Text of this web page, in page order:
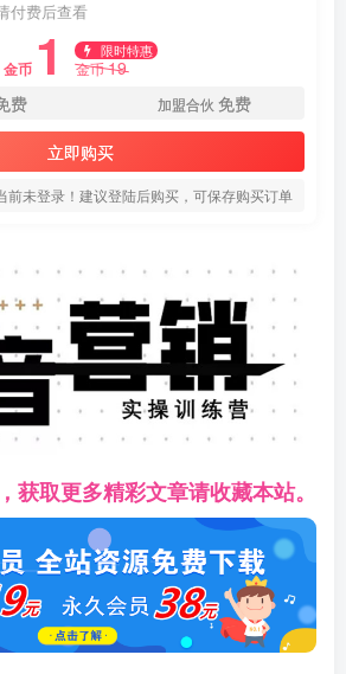
付费后查看
金币 1 限时特惠
金币19
费 加盟合伙 免费
立即购买
前未登录！建议登陆后购买，可保存购买订单
获取更多精彩文章请收藏本站。